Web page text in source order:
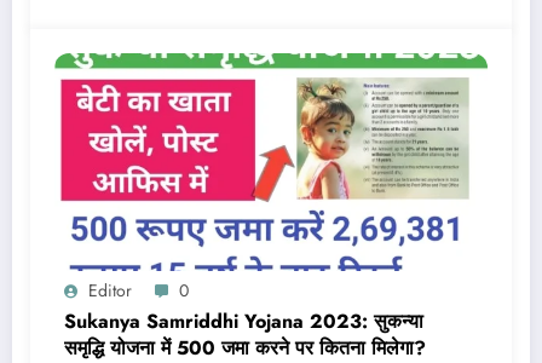
Editor 0
Sukanya Samriddhi Yojana 2023: सुकन्या
समृद्धि योजना में 500 जमा करने पर कितना मिलेगा?